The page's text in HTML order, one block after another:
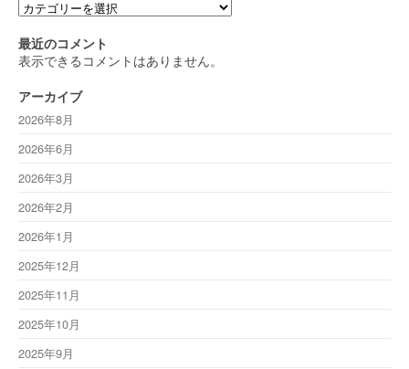
カ
ゴ
リ
最近のコメント
表示できるコメントはありません。
アーカイブ
2026年8月
2026年6月
2026年3月
2026年2月
2026年1月
2025年12月
2025年11月
2025年10月
2025年9月